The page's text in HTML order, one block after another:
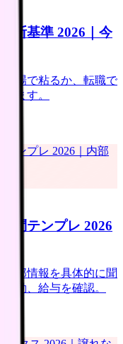
断基準 2026｜今
場で粘るか、転職で
ます。
問テンプレ 2026
部情報を具体的に聞
勤、給与を確認。